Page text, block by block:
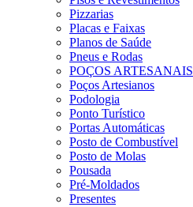
Pizzarias
Placas e Faixas
Planos de Saúde
Pneus e Rodas
POÇOS ARTESANAIS
Poços Artesianos
Podologia
Ponto Turístico
Portas Automáticas
Posto de Combustível
Posto de Molas
Pousada
Pré-Moldados
Presentes